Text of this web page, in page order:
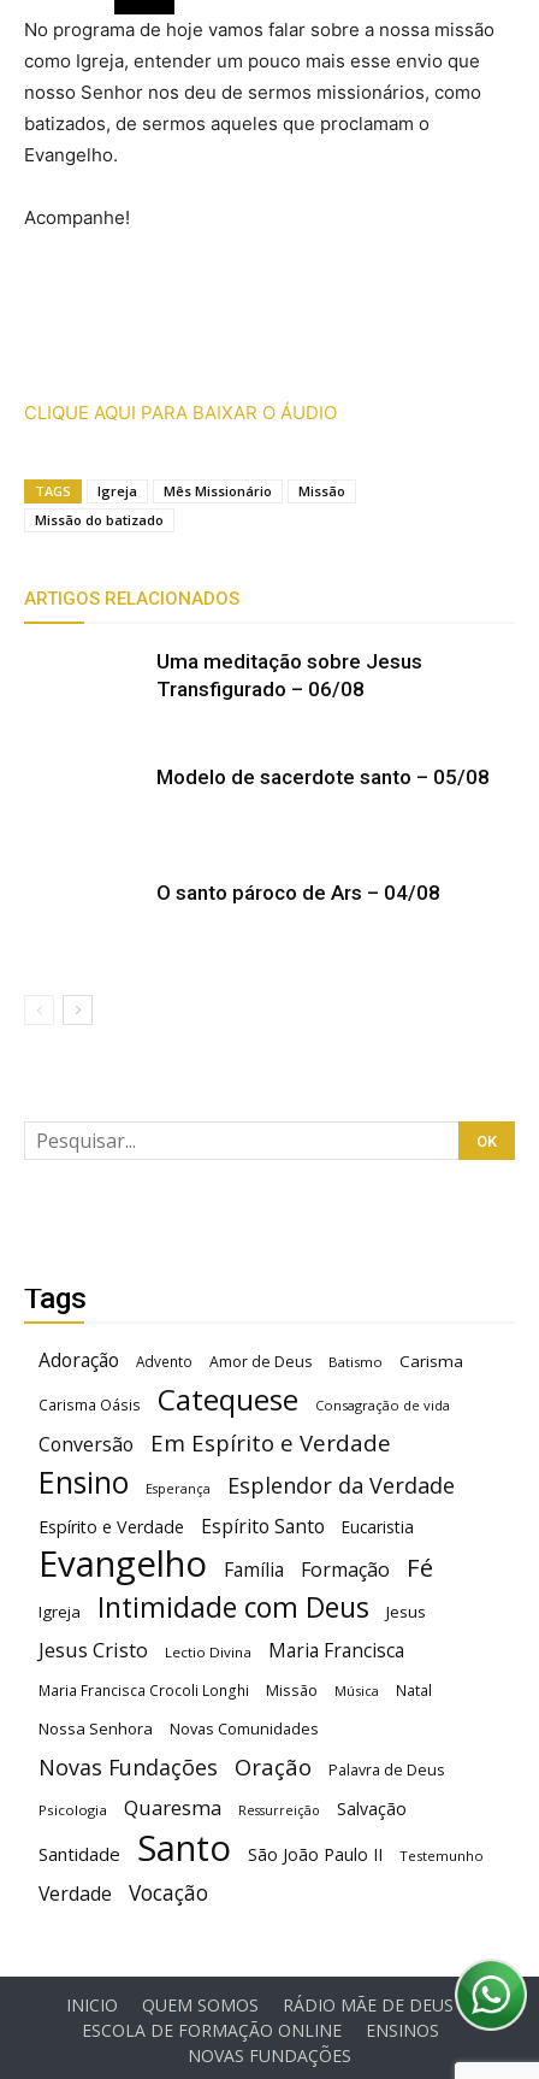
No programa de hoje vamos falar sobre a nossa missão
como Igreja, entender um pouco mais esse envio que
nosso Senhor nos deu de sermos missionários, como
batizados, de sermos aqueles que proclamam o
Evangelho.
Acompanhe!
CLIQUE AQUI PARA BAIXAR O ÁUDIO
TAGS Igreja Mês Missionário
Missão
Missão do batizado
ARTIGOS RELACIONADOS
Uma meditação sobre Jesus
Transfigurado – 06/08
Modelo de sacerdote santo – 05/08
O santo pároco de Ars – 04/08
Tags
Adoração Advento Amor de Deus Batismo Carisma
Carisma Oásis Catequese Consagração de vida
Conversão Em Espírito e Verdade
Ensino Esperança Esplendor da Verdade
Espírito e Verdade Espírito Santo Eucaristia
Evangelho Família Formação Fé
Igreja Intimidade com Deus Jesus
Jesus Cristo Lectio Divina Maria Francisca
Maria Francisca Crocoli Longhi Missão Música Natal
Nossa Senhora Novas Comunidades
Novas Fundações Oração Palavra de Deus
Psicologia Quaresma Ressurreição Salvação
Santidade Santo São João Paulo II Testemunho
Verdade Vocação
INICIO QUEM SOMOS
RÁDIO MÃE DE DEUS
ESCOLA DE FORMAÇÃO ONLINE
ENSINOS
NOVAS FUNDAÇÕES